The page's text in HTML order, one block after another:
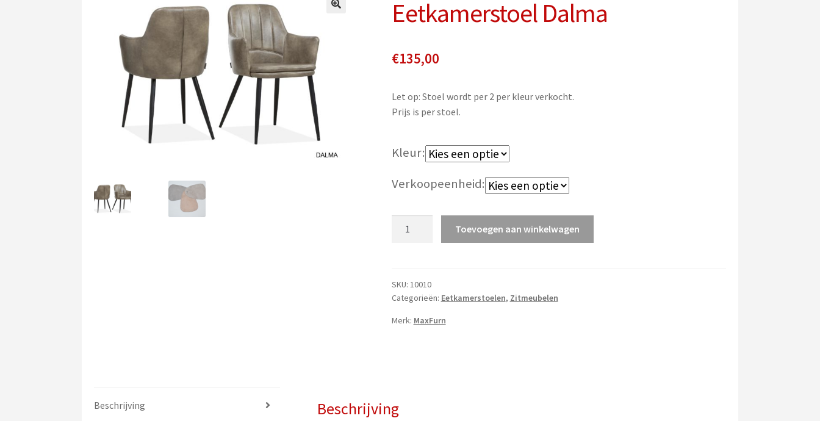
Eetkamerstoel Dalma
€135,00
Let op: Stoel wordt per 2 per kleur verkocht.
Prijs is per stoel.
Kleur
Verkoopeenheid
Toevoegen aan winkelwagen
SKU: 10010
Categorieën: Eetkamerstoelen, Zitmeubelen
Merk: MaxFurn
Beschrijving Beschrijving